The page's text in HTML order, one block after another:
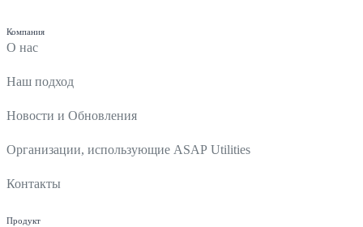
Компания
О нас
Наш подход
Новости и Обновления
Организации, использующие ASAP Utilities
Контакты
Продукт